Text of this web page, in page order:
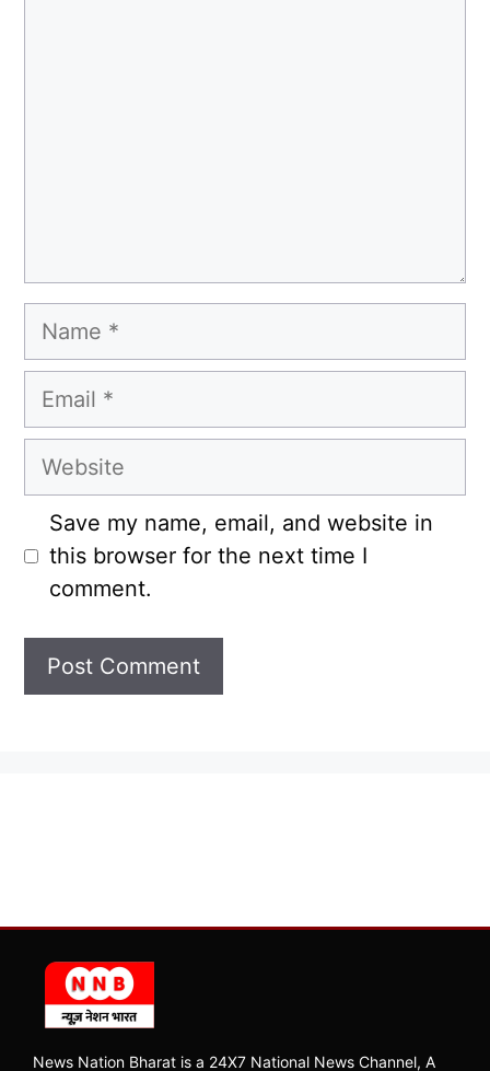
Name
Email
Website
Save my name, email, and website in
this browser for the next time I
comment.
News Nation Bharat is a 24X7 National News Channel, A